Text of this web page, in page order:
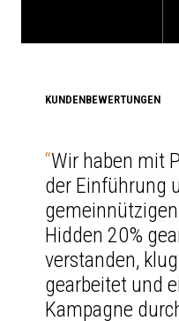
KUNDENBEWERTUNGEN
“Wir haben mit
der Einführung
Hidden 20%
verstanden,
gearbeitet und
Kampagne